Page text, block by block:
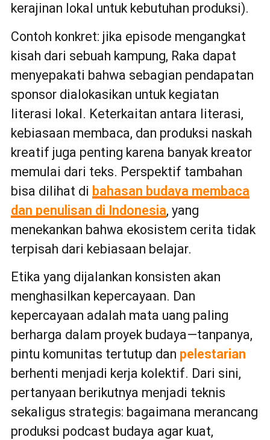
kerajinan lokal untuk kebutuhan produksi).
Contoh konkret: jika episode mengangkat
kisah dari sebuah kampung, Raka dapat
menyepakati bahwa sebagian pendapatan
sponsor dialokasikan untuk kegiatan
literasi lokal. Keterkaitan antara literasi,
kebiasaan membaca, dan produksi naskah
kreatif juga penting karena banyak kreator
memulai dari teks. Perspektif tambahan
bisa dilihat di bahasan budaya membaca
dan penulisan di Indonesia, yang
menekankan bahwa ekosistem cerita tidak
terpisah dari kebiasaan belajar.
Etika yang dijalankan konsisten akan
menghasilkan kepercayaan. Dan
kepercayaan adalah mata uang paling
berharga dalam proyek budaya—tanpanya,
pintu komunitas tertutup dan pelestarian
berhenti menjadi kerja kolektif. Dari sini,
pertanyaan berikutnya menjadi teknis
sekaligus strategis: bagaimana merancang
produksi podcast budaya agar kuat,